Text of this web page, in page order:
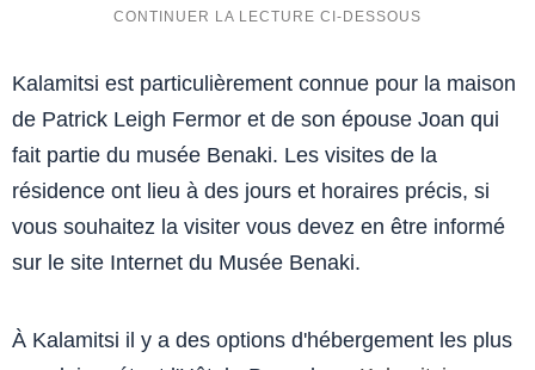
Kalamitsi est particulièrement connue pour la maison
de Patrick Leigh Fermor et de son épouse Joan qui
fait partie du musée Benaki. Les visites de la
résidence ont lieu à des jours et horaires précis, si
vous souhaitez la visiter vous devez en être informé
sur le site Internet du Musée Benaki.
À Kalamitsi il y a des options d'hébergement les plus